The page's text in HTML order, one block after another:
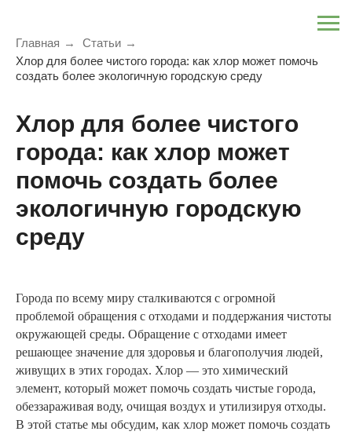
Главная → Статьи →
Хлор для более чистого города: как хлор может помочь
создать более экологичную городскую среду
Хлор для более чистого
города: как хлор может
помочь создать более
экологичную городскую
среду
Города по всему миру сталкиваются с огромной
проблемой обращения с отходами и поддержания чистоты
окружающей среды. Обращение с отходами имеет
решающее значение для здоровья и благополучия людей,
живущих в этих городах. Хлор — это химический
элемент, который может помочь создать чистые города,
обеззараживая воду, очищая воздух и утилизируя отходы.
В этой статье мы обсудим, как хлор может помочь создать